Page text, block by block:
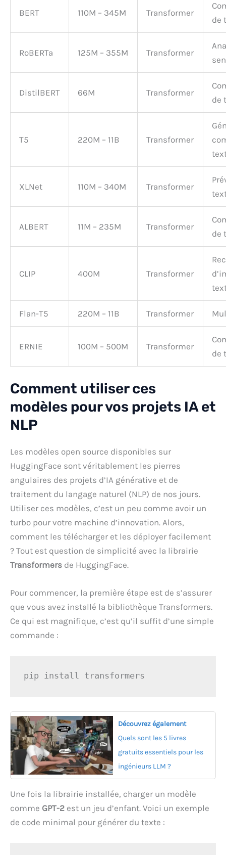
BERT 110M – 345M Transformer
de
RoBERTa 125M – 355M Transformer
DistilBERT 66M Transformer
de
T5 220M – 11B Transformer
XLNet 110M – 340M Transformer
ALBERT 11M – 235M Transformer
de
CLIP 400M Transformer
Flan-T5 220M – 11B Transformer
ERNIE 100M – 500M Transformer
de
Comment utiliser ces
modèles pour vos projets IA et
NLP
Les modèles open source disponibles sur
HuggingFace sont véritablement les pierres
angulaires des projets d’IA générative et de
traitement du langage naturel (NLP) de nos jours.
Utiliser ces modèles, c’est un peu comme avoir un
turbo pour votre machine d’innovation. Alors,
comment les télécharger et les déployer facilement
? Tout est question de simplicité avec la librairie
Transformers de HuggingFace.
Pour commencer, la première étape est de s’assurer
que vous avez installé la bibliothèque Transformers.
Ce qui est magnifique, c’est qu’il suffit d’une simple
commande :
pip install transformers
Découvrez également
Quels sont les 5 livres
gratuits essentiels pour les
ingénieurs LLM ?
Une fois la librairie installée, charger un modèle
comme GPT-2 est un jeu d’enfant. Voici un exemple
de code minimal pour générer du texte :